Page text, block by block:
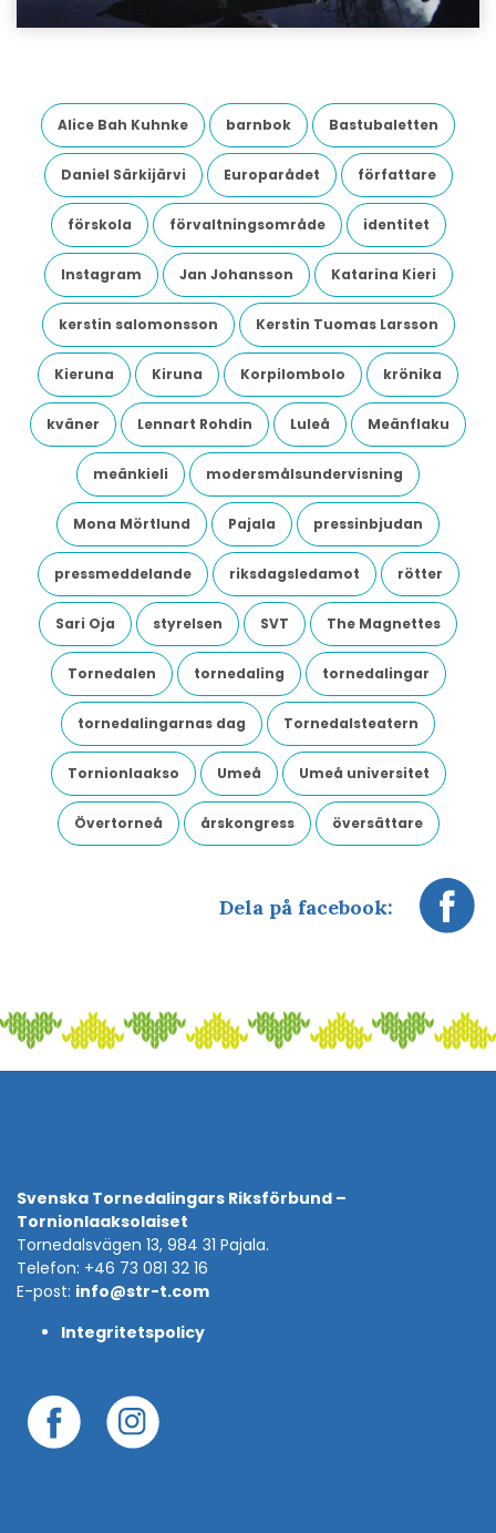
Alice Bah Kuhnke barnbok Bastubaletten
Daniel Särkijärvi Europarådet författare
förskola förvaltningsområde identitet
Instagram Jan Johansson Katarina Kieri
kerstin salomonsson Kerstin Tuomas Larsson
Kieruna Kiruna Korpilombolo krönika
kväner Lennart Rohdin Luleå Meänflaku
meänkieli modersmålsundervisning
Mona Mörtlund Pajala pressinbjudan
pressmeddelande riksdagsledamot rötter
Sari Oja styrelsen SVT The Magnettes
Tornedalen tornedaling tornedalingar
tornedalingarnas dag Tornedalsteatern
Tornionlaakso Umeå Umeå universitet
Övertorneå årskongress översättare
Dela på facebook:
Svenska Tornedalingars Riksförbund –
Tornionlaaksolaiset
Tornedalsvägen 13, 984 31 Pajala.
Telefon: +46 73 081 32 16
E-post: info@str-t.com
Integritetspolicy